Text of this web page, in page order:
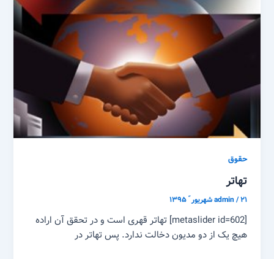
حقوق
تهاتر
admin/۲۱ شهریور ّ ۱۳۹۵
[metaslider id=602] تهاتر قهری است و در تحقق آن اراده
هیچ یک از دو مدیون دخالت ندارد. پس تهاتر در